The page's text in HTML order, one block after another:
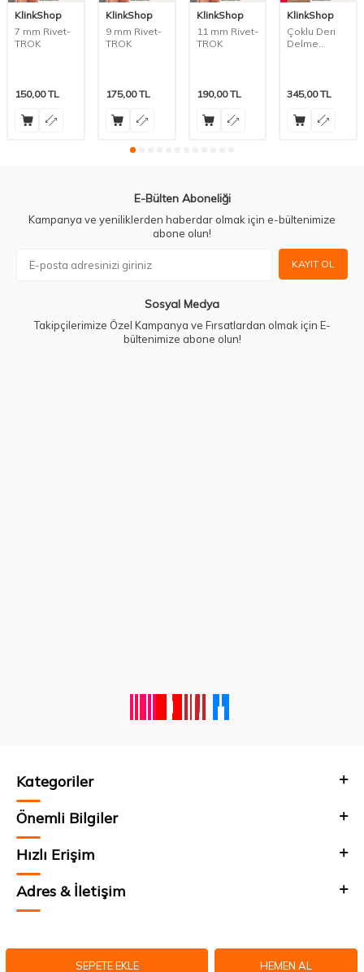
SEPETE EKLE HEMEN AL
KlinkShop
7 mm Rivet-
TROK
150,00TL
KlinkShop
9 mm Rivet-
TROK
175,00TL
KlinkShop
11 mm Rivet-
TROK
190,00TL
KlinkShop
Çoklu Deri
Delme
345,00TL
E-Bülten Aboneliği
Kampanya ve yeniliklerden haberdar olmak için e-bültenimize
abone olun!
KAYIT OL
Sosyal Medya
Takipçilerimize Özel Kampanya ve Fırsatlardan olmak için E-
bültenimize abone olun!
Kategoriler
Önemli Bilgiler
Hızlı Erişim
Adres & İletişim
© 2025 Klinkshop